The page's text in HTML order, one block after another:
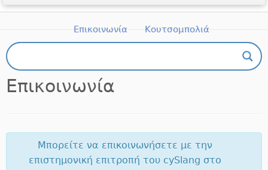
Αρχική Ποιοι είμαστε Βιβλιογραφία
Επικοινωνία Κουτσομπολιά
Επικοινωνία
Μπορείτε να επικοινωνήσετε με την
επιστημονική επιτροπή του cySlang στο